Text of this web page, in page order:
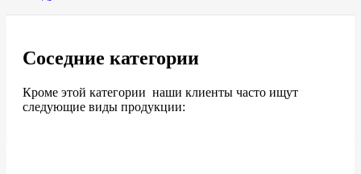
Соседние категории
Кроме этой категории наши клиенты часто ищут
следующие виды продукции: